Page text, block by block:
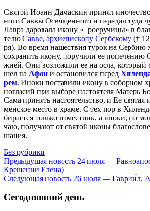
Свя­той Иоанн Да­мас­кин при­нял
но­го Сав­вы Освя­щен­но­го и пе­ре­дал ту­да
Лав­ра да­ро­ва­ла ико­ну «Тро­е­ру­чи­цы» в
те­лю Сав­ве, ар­хи­епи­ско­пу Серб­ско­му (†
ря). Во вре­мя на­ше­ствия ту­рок на Сер­бию
со­хра­нить ико­ну, по­ру­чи­ли ее
жи­ей. Они воз­ло­жи­ли ее на ос­ла,
шел на Афон и оста­но­вил­ся пе­ред
рем. Ино­ки по­ста­ви­ли ико­ну в со­бор­ном
но­гла­сий при вы­бо­ре на­сто­я­те­ля Ма­терь
Са­ма при­нять на­сто­я­тель­ство, и Ее свя­тая
мен­ское ме­сто в хра­ме. С тех пор в
би­ра­ет­ся толь­ко на­мест­ник, а ино­ки, по
чаю, по­лу­ча­ют от свя­той ико­ны
ша­ния.
Без рубрики
Предыдущая новость 24 июля —
Крещении Елена)
Следующая новость 26 июля — Гаврии́л,
Сегодняшний день